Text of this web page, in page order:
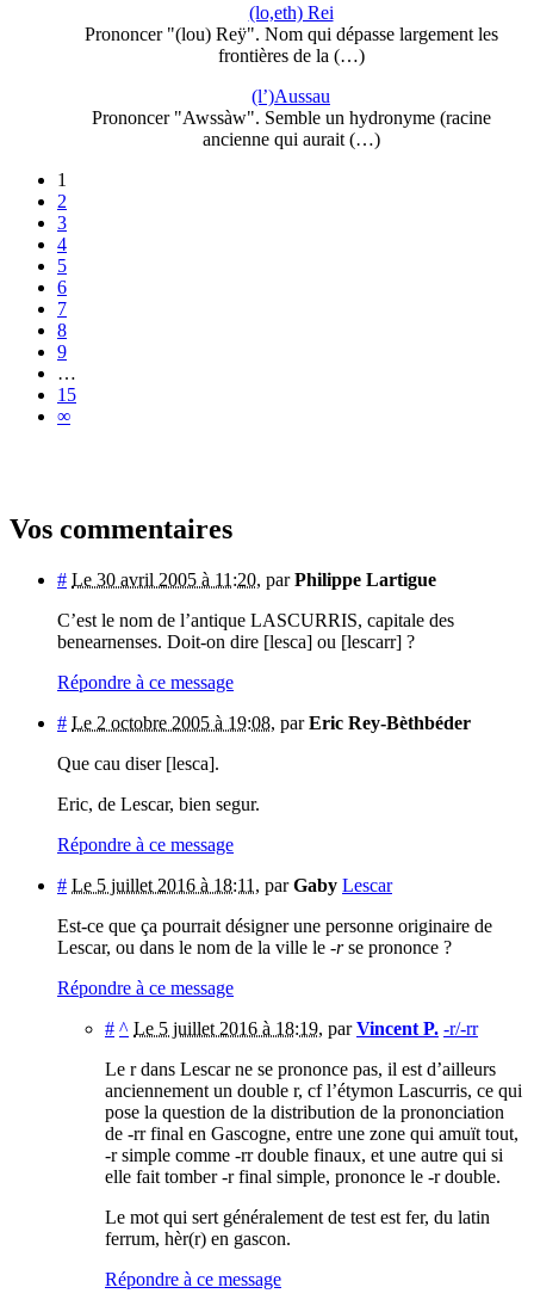
(lo,eth) Rei
Prononcer "(lou) Reÿ". Nom qui dépasse largement les
frontières de la (…)
(l’)Aussau
Prononcer "Awssàw". Semble un hydronyme (racine
ancienne qui aurait (…)
1
2
3
4
5
6
7
8
9
…
15
∞
Vos commentaires
# Le 30 avril 2005 à 11:20, parPhilippe Lartigue
C’est le nom de l’antique LASCURRIS, capitale des
benearnenses. Doit-on dire [lesca] ou [lescarr] ?
Répondre à ce message
# Le 2 octobre 2005 à 19:08, parEric Rey-Bèthbéder
Que cau diser [lesca].
Eric, de Lescar, bien segur.
Répondre à ce message
# Le 5 juillet 2016 à 18:11 , parGaby Lescar
Est-ce que ça pourrait désigner une personne originaire de
Lescar, ou dans le nom de la ville le -rse prononce ?
Répondre à ce message
# ^ Le 5 juillet 2016 à 18:19, parVincent P. -r/-rr
Le r dans Lescar ne se prononce pas, il est d’ailleurs
anciennement un double r, cf l’étymon Lascurris, ce qui
pose la question de la distribution de la prononciation
de -rr final en Gascogne, entre une zone qui amuït tout,
-r simple comme -rr double finaux, et une autre qui si
elle fait tomber -r final simple, prononce le -r double.
Le mot qui sert généralement de test est fer, du latin
ferrum, hèr(r) en gascon.
Répondre à ce message